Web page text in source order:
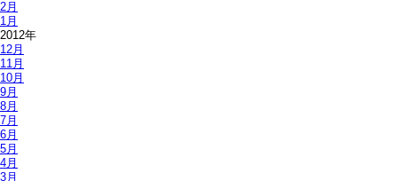
2月
1月
2012年
12月
11月
10月
9月
8月
7月
6月
5月
4月
3月